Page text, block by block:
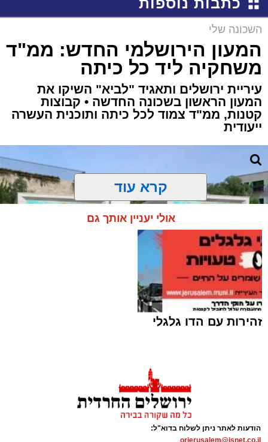
השכונה שלי
המעון הירושלמי החדש: ממ"ד
משחקיה ליד כל כיתה
עיריית ירושלים ותאגיד "לביא" השיקו את
המעון הראשון בשכונה החדשה • קבוצות
קטנות, ממ"ד צמוד לכל כיתה ותוכנית העשרה
ייעודית
קרא עוד
אולי יעניין אותך גם
זהירות עם הדו גלגלי
הודעות לאתר ניתן לשלוח בדוא"ל:
orjerusalem@isnet.co.il